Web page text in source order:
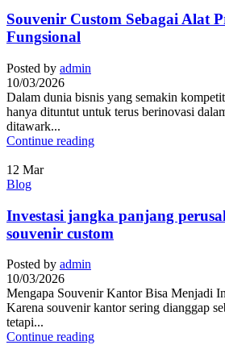
Souvenir Custom Sebagai Alat
Fungsional
Posted by admin
10/03/2026
Dalam dunia bisnis yang semakin
hanya dituntut untuk terus berinovasi
ditawark...
Continue reading
12 Mar
Blog
Investasi jangka panjang
souvenir custom
Posted by admin
10/03/2026
Mengapa Souvenir Kantor Bisa Menjadi
Karena souvenir kantor sering dianggap
tetapi...
Continue reading